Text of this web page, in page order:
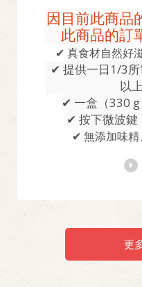
因目前此商品
此商品的訂
✔ 真食材自然好
✔ 提供一日1/3
以
✔ 一盒（330
✔ 按下微波鍵
✔ 無添加味
更